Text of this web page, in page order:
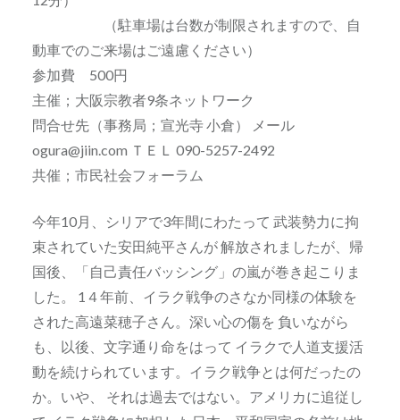
（駐車場は台数が制限されますので、自
動車でのご来場はご遠慮ください）
参加費 500円
主催；大阪宗教者9条ネットワーク
問合せ先（事務局；宣光寺 小倉） メール
ogura@jiin.com ＴＥＬ 090-5257-2492
共催；市民社会フォーラム
今年10月、シリアで3年間にわたって 武装勢力に拘
束されていた安田純平さんが 解放されましたが、帰
国後、「自己責任バッシング」の嵐が巻き起こりま
した。 1４年前、イラク戦争のさなか同様の体験を
された高遠菜穂子さん。深い心の傷を 負いながら
も、以後、文字通り命をはって イラクで人道支援活
動を続けられています。イラク戦争とは何だったの
か。いや、 それは過去ではない。アメリカに追従し